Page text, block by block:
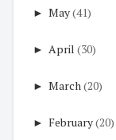
► May(41)
► April (30)
► March(20)
► February(20)